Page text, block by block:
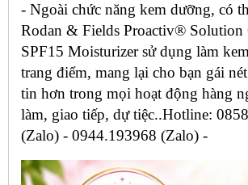
- Ngoài chức năng kem dưỡng, có
Rodan & Fields Proactiv® Solution
SPF15 Moisturizer sử dụng làm
trang điểm, mang lại cho bạn gái
tin hơn trong mọi hoạt động hàng
làm, giao tiếp, dự tiệc..Hotline:
(Zalo) - 0944.193968 (Zalo) -